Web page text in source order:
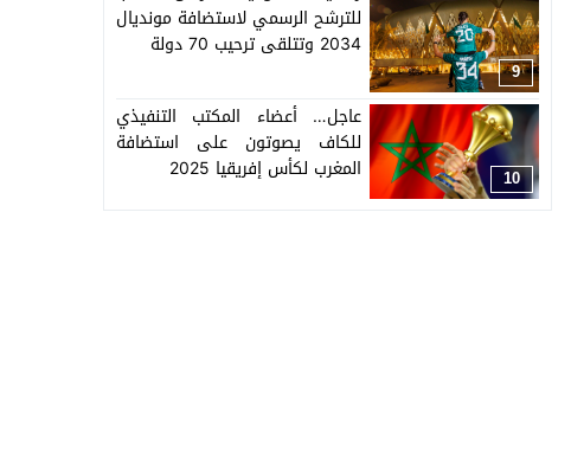
9
للترشح الرسمي لاستضافة مونديال
2034 وتتلقى ترحيب 70 دولة
10
عاجل… أعضاء المكتب التنفيذي
للكاف يصوتون على استضافة
المغرب لكأس إفريقيا 2025